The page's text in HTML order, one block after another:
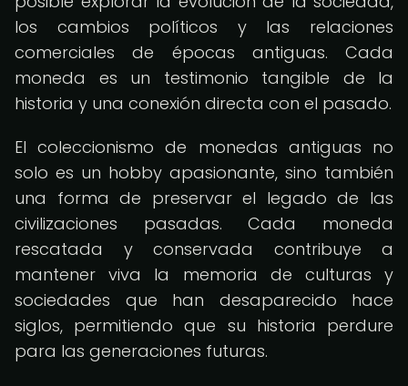
los cambios políticos y las relaciones
comerciales de épocas antiguas. Cada
moneda es un testimonio tangible de la
historia y una conexión directa con el pasado.
El coleccionismo de monedas antiguas no
solo es un hobby apasionante, sino también
una forma de preservar el legado de las
civilizaciones pasadas. Cada moneda
rescatada y conservada contribuye a
mantener viva la memoria de culturas y
sociedades que han desaparecido hace
siglos, permitiendo que su historia perdure
para las generaciones futuras.